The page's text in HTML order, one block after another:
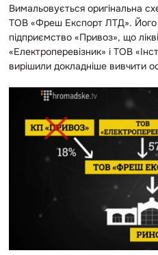
Вимальовується оригінальна
ТОВ «Фреш Експорт ЛТД». Його
підприємство «Привоз», що
«Електроперевізник» і ТОВ
вирішили докладніше вивчити